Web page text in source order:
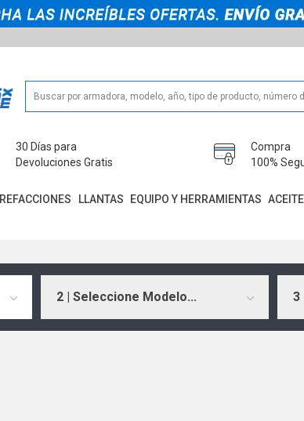
30 Días para
Devoluciones Gratis
Compra
100%
REFACCIONES LLANTAS EQUIPO Y HERRAMIENTAS
2 | Seleccione Modelo... 3